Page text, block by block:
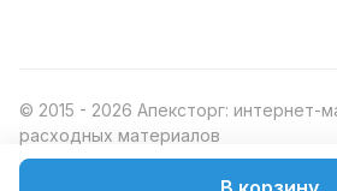
© 2015 - 2026 Апексторг: интернет-
расходных материалов